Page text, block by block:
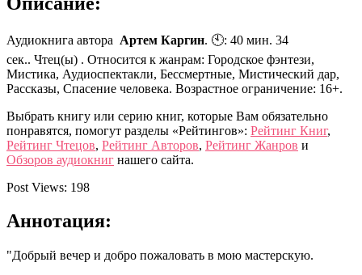
Аудиокнига автора Артем Каргин. 🕙: 40 мин. 34
сек.. Чтец(ы) . Относится к жанрам: Городское фэнтези,
Мистика, Аудиоспектакли, Бессмертные, Мистический дар,
Рассказы, Спасение человека. Возрастное ограничение: 16+.
Выбрать книгу или серию книг, которые Вам обязательно
понравятся, помогут разделы «Рейтингов»: Рейтинг Книг,
Рейтинг Чтецов, Рейтинг Авторов, Рейтинг Жанров и
Обзоров аудиокниг нашего сайта.
Post Views: 198
Аннотация:
"Добрый вечер и добро пожаловать в мою мастерскую.